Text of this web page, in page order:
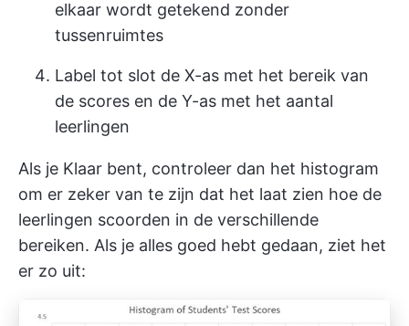
elkaar wordt getekend zonder
tussenruimtes
Label tot slot de X-as met het bereik van
de scores en de Y-as met het aantal
leerlingen
Als je Klaar bent, controleer dan het histogram
om er zeker van te zijn dat het laat zien hoe de
leerlingen scoorden in de verschillende
bereiken. Als je alles goed hebt gedaan, ziet het
er zo uit: